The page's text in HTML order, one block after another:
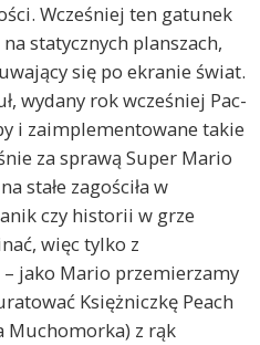
Wcześniej ten gatunek
statycznych planszach,
się po ekranie świat.
wydany rok wcześniej Pac-
i zaimplementowane takie
za sprawą Super Mario
stałe zagościła w
czy historii w grze
więc tylko z
jako Mario przemierzamy
Księżniczkę Peach
Muchomorka) z rąk